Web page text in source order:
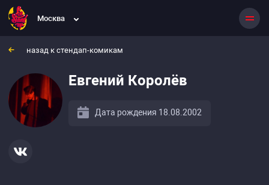
Москва
назад к стендап-комикам
Евгений Королёв
Дата рождения 18.08.2002